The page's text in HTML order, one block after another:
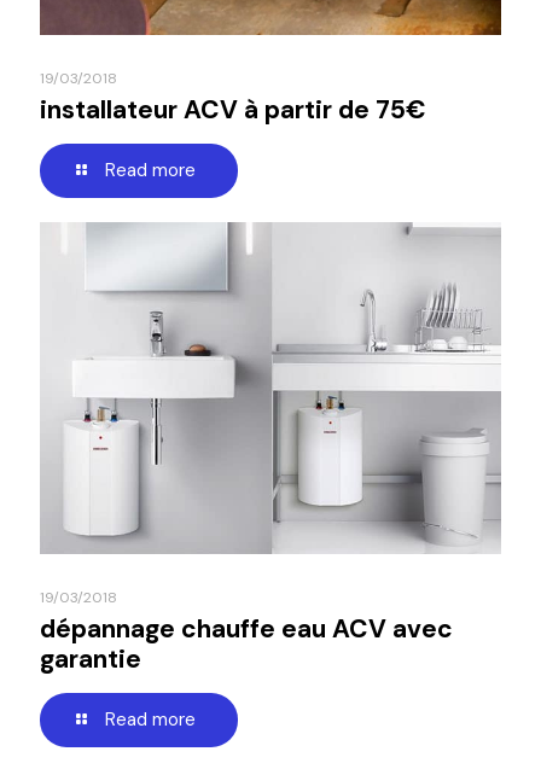
19/03/2018
installateur ACV à partir de 75€
Read more
19/03/2018
dépannage chauffe eau ACV avec
garantie
Read more